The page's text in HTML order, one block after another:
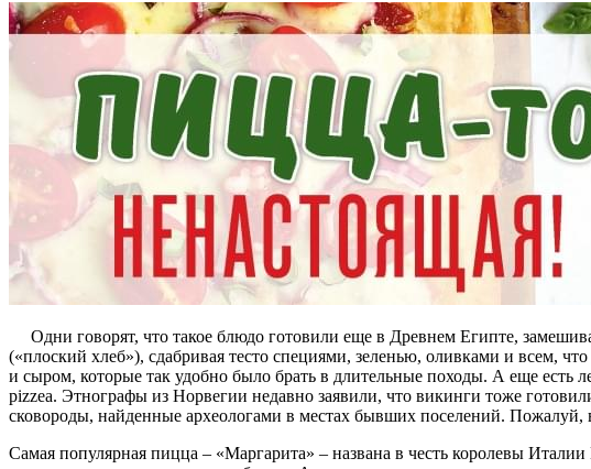
Одни говорят, что такое блюдо готовили еще в Древнем Египте,
(«плоский хлеб»), сдабривая тесто специями, зеленью, оливками и всем,
и сыром, которые так удобно было брать в длительные походы. А еще
pizzea. Этнографы из Норвегии недавно заявили, что викинги тоже
сковороды, найденные археологами в местах бывших поселений. Пожалуй,
Самая популярная пицца – «Маргарита» – названа в честь королевы